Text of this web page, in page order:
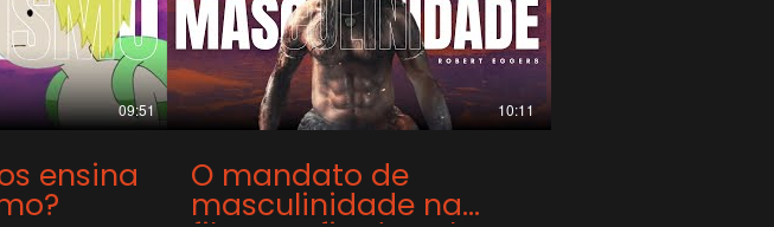
09:51
ensina
10:11
O mandato de
masculinidade na